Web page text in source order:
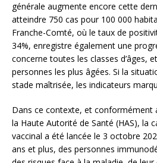
générale augmente encore cette
atteindre 750 cas pour 100 000
Franche-Comté, où le taux de
34%, enregistre également une
concerne toutes les classes d’âges,
personnes les plus âgées. Si la
stade maîtrisée, les indicateurs
Dans ce contexte, et conformément
la Haute Autorité de Santé (HAS), la
vaccinal a été lancée le 3 octobre
ans et plus, des personnes